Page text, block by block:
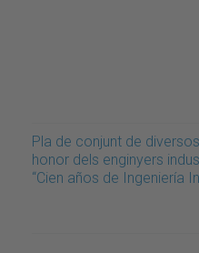
Pla de conjunt de
honor dels enginyers
“Cien años de Ingeniería